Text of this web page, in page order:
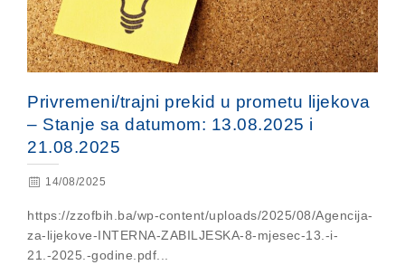
Privremeni/trajni prekid u prometu lijekova
– Stanje sa datumom: 13.08.2025 i
21.08.2025
14/08/2025
https://zzofbih.ba/wp-content/uploads/2025/08/Agencija-
za-lijekove-INTERNA-ZABILJESKA-8-mjesec-13.-i-
21.-2025.-godine.pdf...